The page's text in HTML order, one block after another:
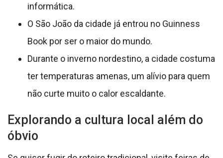
informática.
O São João da cidade já entrou no Guinness
Book por ser o maior do mundo.
Durante o inverno nordestino, a cidade costuma
ter temperaturas amenas, um alívio para quem
não curte muito o calor escaldante.
Explorando a cultura local além do
óbvio